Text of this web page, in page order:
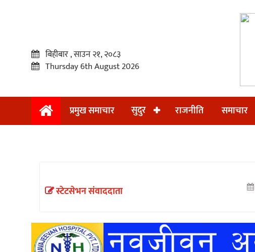
प्रमुख
अन्तराष्ट्रिय
अन्तर्वार्ता
बिहीबार , साउन २१, २०८३
Thursday 6th August 2026
प्रमुख समाचार सुदुर राजनीति समाचार
स्टेटसेभन संवाददाता